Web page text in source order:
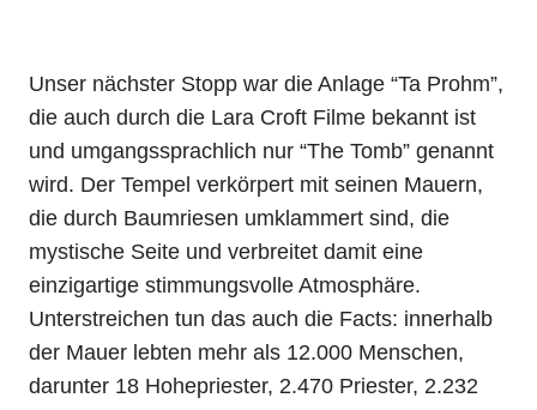
Unser nächster Stopp war die Anlage “Ta Prohm”,
die auch durch die Lara Croft Filme bekannt ist
und umgangssprachlich nur “The Tomb” genannt
wird. Der Tempel verkörpert mit seinen Mauern,
die durch Baumriesen umklammert sind, die
mystische Seite und verbreitet damit eine
einzigartige stimmungsvolle Atmosphäre.
Unterstreichen tun das auch die Facts: innerhalb
der Mauer lebten mehr als 12.000 Menschen,
darunter 18 Hohepriester, 2.470 Priester, 2.232